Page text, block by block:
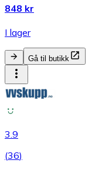
848 kr
I lager
Gå til butikk
3.9
(36)